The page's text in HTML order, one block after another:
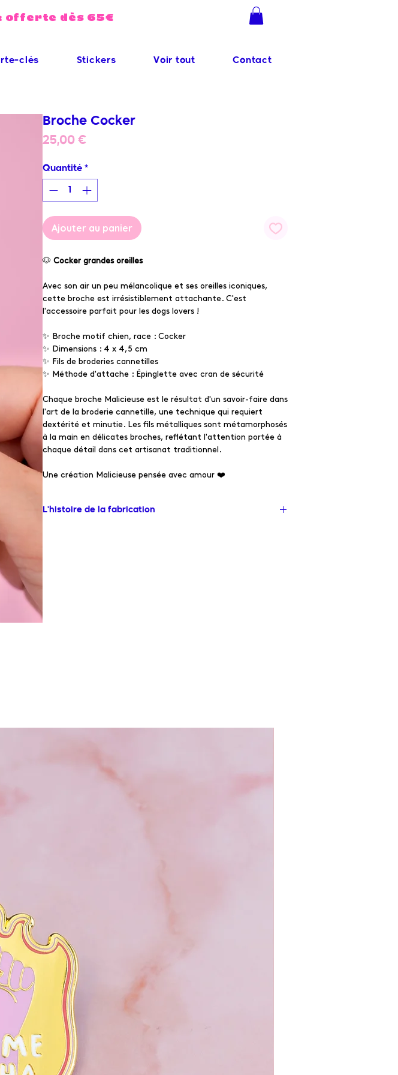
offerte dès 65€
clés Stickers Voir tout Contact
Broche Cocker
25,00 €Prix
Quantité *
Ajouter au panier
🐶 Cocker grandes oreilles
Avec son air un peu mélancolique et ses oreilles iconiques,
cette broche est irrésistiblement attachante. C'est
l'accessoire parfait pour les dogs lovers !
✨ Broche motif chien, race : Cocker
✨ Dimensions : 4 x 4,5 cm
✨ Fils de broderies cannetilles
✨ Méthode d'attache : Épinglette avec cran de sécurité
Chaque broche Malicieuse est le résultat d'un savoir-faire dans
l'art de la broderie cannetille, une technique qui requiert
dextérité et minutie. Les fils métalliques sont métamorphosés
à la main en délicates broches, reflétant l'attention portée à
chaque détail dans cet artisanat traditionnel.
Une création Malicieuse pensée avec amour ❤️
L'histoire de la fabrication
est transmis de génération en génération.